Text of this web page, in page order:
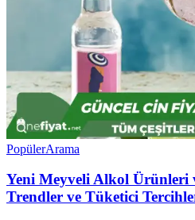
PopülerArama
Yeni Meyveli Alkol Ürünleri
Trendler ve Tüketici